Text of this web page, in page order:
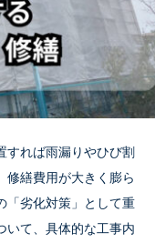
すれば雨漏りやひび割
修繕費用が大きく膨ら
「劣化対策」として重
いて、具体的な工事内